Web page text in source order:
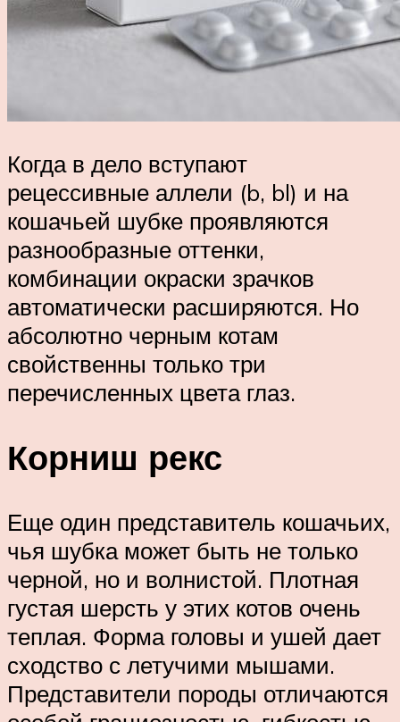
Когда в дело вступают
рецессивные аллели (b, bl) и на
кошачьей шубке проявляются
разнообразные оттенки,
комбинации окраски зрачков
автоматически расширяются. Но
абсолютно черным котам
свойственны только три
перечисленных цвета глаз.
Корниш рекс
Еще один представитель кошачьих,
чья шубка может быть не только
черной, но и волнистой. Плотная
густая шерсть у этих котов очень
теплая. Форма головы и ушей дает
сходство с летучими мышами.
Представители породы отличаются